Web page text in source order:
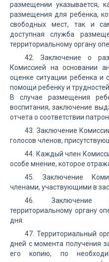
размещении указывается,
размещения для ребенка,
свободных мест, так и
доступная служба
территориальному органу
42. Заключение о
Комиссией на основании
оценке ситуации ребенка и
помощи ребенку и
В случае размещения
воспитания, заключение
отчета о соответствии
43. Заключение
голосов членов,
44. Каждый член
особе мнение, которое
45. Заключение
членами, участвующими в
46. Заключение
территориальному органу
дня.
47. Территориальный
дней с момента получения
его копию, по